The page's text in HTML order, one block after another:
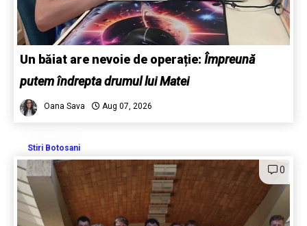
Un băiat are nevoie de operație: Împreună
putem îndrepta drumul lui Matei
Oana Sava Aug 07, 2026
Stiri Botosani
0